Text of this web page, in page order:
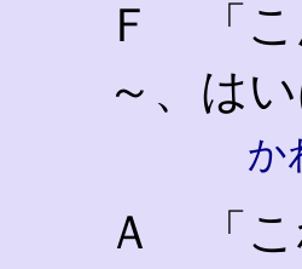
Ｆ 「こ
～、は
か
Ａ 「